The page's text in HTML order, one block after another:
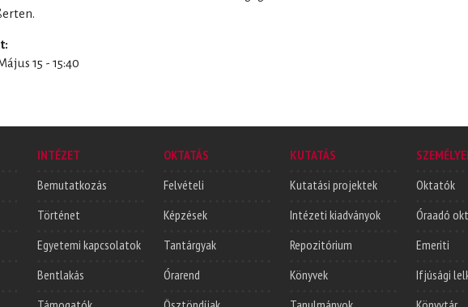
15 - 15:40
INTÉZET
Bemutatkozás
Történet
Egyetemi kapcsolatok
Bentlakás
OKTATÁS
Felvételi
Képzések
Tantárgyak
Órarend
KUTATÁS
Kutatási projektek
Intézeti kiadványok
Repozitórium
Könyvek
Oktatók
Óraadó
Emeriti
Ifjúsági